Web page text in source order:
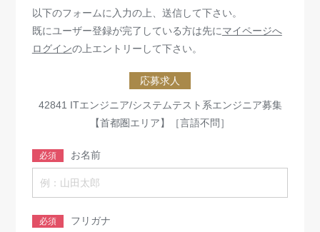
以下のフォームに入力の上、送信して下さい。
既にユーザー登録が完了している方は先にマイページへ
ログインの上エントリーして下さい。
応募求人
42841 ITエンジニア/システムテスト系エンジニア募集
【首都圏エリア】［言語不問］
必須 お名前
必須 フリガナ